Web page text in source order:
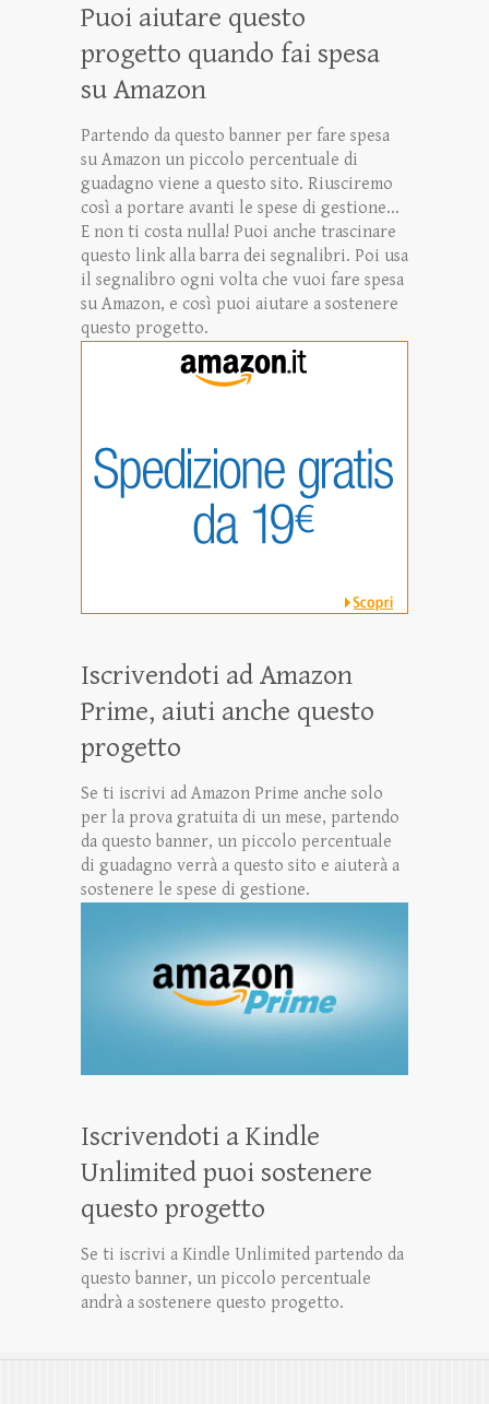
Puoi aiutare questo
progetto quando fai spesa
su Amazon
Partendo da questo banner per fare spesa
su Amazon un piccolo percentuale di
guadagno viene a questo sito. Riusciremo
così a portare avanti le spese di gestione...
E non ti costa nulla! Puoi anche trascinare
questo link alla barra dei segnalibri. Poi usa
il segnalibro ogni volta che vuoi fare spesa
su Amazon, e così puoi aiutare a sostenere
questo progetto.
Iscrivendoti ad Amazon
Prime, aiuti anche questo
progetto
Se ti iscrivi ad Amazon Prime anche solo
per la prova gratuita di un mese, partendo
da questo banner, un piccolo percentuale
di guadagno verrà a questo sito e aiuterà a
sostenere le spese di gestione.
Iscrivendoti a Kindle
Unlimited puoi sostenere
questo progetto
Se ti iscrivi a Kindle Unlimited partendo da
questo banner, un piccolo percentuale
andrà a sostenere questo progetto.